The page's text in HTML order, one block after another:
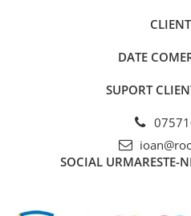
DATE
SUPORT
SOCIAL URMARESTE-